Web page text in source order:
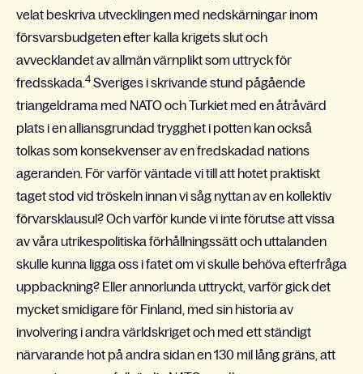
velat beskriva utvecklingen med nedskärningar inom
försvarsbudgeten efter kalla krigets slut och
avvecklandet av allmän värnplikt som uttryck för
fredsskada.4 Sveriges i skrivande stund pågående
triangeldrama med NATO och Turkiet med en åtråvärd
plats i en alliansgrundad trygghet i potten kan också
tolkas som konsekvenser av en fredskadad nations
ageranden. För varför väntade vi till att hotet praktiskt
taget stod vid tröskeln innan vi såg nyttan av en kollektiv
förvarsklausul? Och varför kunde vi inte förutse att vissa
av våra utrikespolitiska förhållningssätt och uttalanden
skulle kunna ligga oss i fatet om vi skulle behöva efterfråga
uppbackning? Eller annorlunda uttryckt, varför gick det
mycket smidigare för Finland, med sin historia av
involvering i andra världskriget och med ett ständigt
närvarande hot på andra sidan en 130 mil lång gräns, att